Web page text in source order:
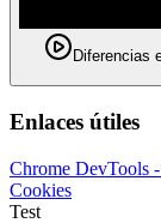
Diferencias
Enlaces útiles
Chrome DevTools
Cookies
Test